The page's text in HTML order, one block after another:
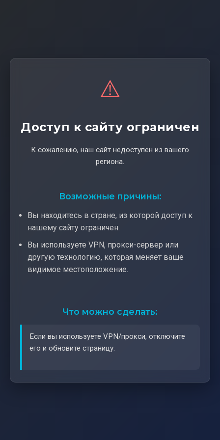
⚠️
Доступ к сайту ограничен
К сожалению, наш сайт недоступен из вашего
региона.
Возможные причины:
Вы находитесь в стране, из которой доступ к
нашему сайту ограничен.
Вы используете VPN, прокси-сервер или
другую технологию, которая меняет ваше
видимое местоположение.
Что можно сделать:
Если вы используете VPN/прокси, отключите
его и обновите страницу.